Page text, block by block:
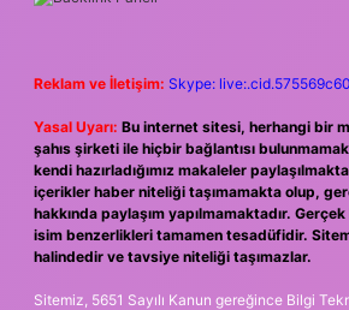
Reklam ve İletişim: Skype:
Yasal Uyarı: Bu internet sitesi, herhangi bir
şahıs şirketi ile hiçbir bağlantısı
kendi hazırladığımız makaleler
içerikler haber niteliği taşımamakta olup,
hakkında paylaşım yapılmamaktadır.
isim benzerlikleri tamamen tesadüfidir.
halindedir ve tavsiye niteliği taşımazlar.
Sitemiz, 5651 Sayılı Kanun gereğince Bilgi